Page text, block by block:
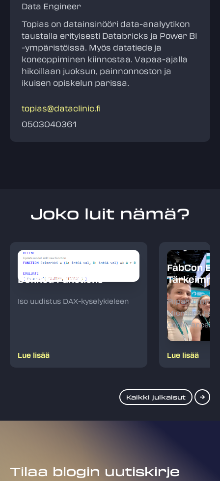
Data Engineer
Topias on datainsinööri data-analyytikon
taustalla erityisesti Databricks ja Power BI
-ympäristöissä. Myös datatiede ja
koneoppiminen kiinnostaa. Vapaa-ajalla
hikoillaan juoksun, painnonnoston ja
ikuisen opiskelun parissa.
topias@dataclinic.fi
0503040361
Joko luit nämä?
Power BI: DAX User
Defined Functions
Iso uudistus DAX-kyselykieleen
Lue lisää
FabCon
Piipahdimme
Microsoft
Lue lisää
Kaikki julkaisut
Tilaa blogin uutiskirje